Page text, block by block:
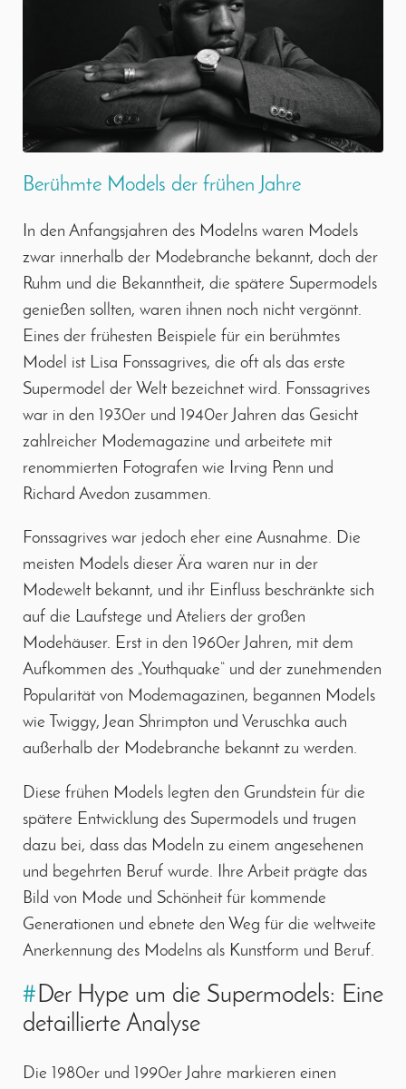
Berühmte Models der frühen Jahre
In den Anfangsjahren des Modelns waren Models
zwar innerhalb der Modebranche bekannt, doch der
Ruhm und die Bekanntheit, die spätere Supermodels
genießen sollten, waren ihnen noch nicht vergönnt.
Eines der frühesten Beispiele für ein berühmtes
Model ist Lisa Fonssagrives, die oft als das erste
Supermodel der Welt bezeichnet wird. Fonssagrives
war in den 1930er und 1940er Jahren das Gesicht
zahlreicher Modemagazine und arbeitete mit
renommierten Fotografen wie Irving Penn und
Richard Avedon zusammen.
Fonssagrives war jedoch eher eine Ausnahme. Die
meisten Models dieser Ära waren nur in der
Modewelt bekannt, und ihr Einfluss beschränkte sich
auf die Laufstege und Ateliers der großen
Modehäuser. Erst in den 1960er Jahren, mit dem
Aufkommen des „Youthquake“ und der zunehmenden
Popularität von Modemagazinen, begannen Models
wie Twiggy, Jean Shrimpton und Veruschka auch
außerhalb der Modebranche bekannt zu werden.
Diese frühen Models legten den Grundstein für die
spätere Entwicklung des Supermodels und trugen
dazu bei, dass das Modeln zu einem angesehenen
und begehrten Beruf wurde. Ihre Arbeit prägte das
Bild von Mode und Schönheit für kommende
Generationen und ebnete den Weg für die weltweite
Anerkennung des Modelns als Kunstform und Beruf.
#Der Hype um die Supermodels: Eine
detaillierte Analyse
Die 1980er und 1990er Jahre markieren einen